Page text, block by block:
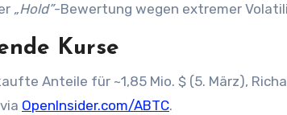
„Hold”-Bewertung wegen extremer
Kurse
Anteile für ~1,85 Mio. $ (5. März),
OpenInsider.com/ABTC.